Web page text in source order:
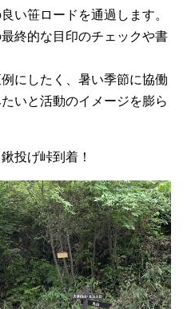
い笹ロードを通過します。
終的な目印のチェックや書
にしたく、暑い季節に協働
いと活動のイメージを膨ら
投げ峠到着！